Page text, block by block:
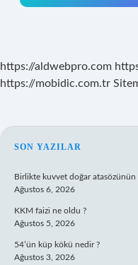
https://aldwebpro.com
https://mobidic.com.tr
SIDEBAR
SON YAZILAR
Birlikte kuvvet doğar atasözünün
Ağustos 6, 2026
KKM faizi ne oldu ?
Ağustos 5, 2026
54’ün küp kökü nedir ?
Ağustos 3, 2026